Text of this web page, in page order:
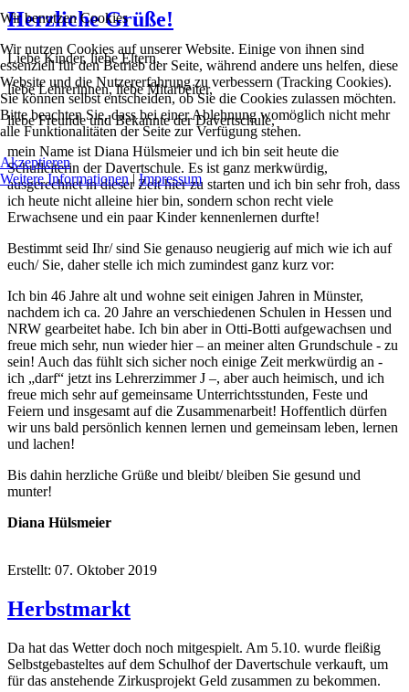
Herzliche Grüße!
Liebe Kinder, liebe Eltern,
liebe Lehrerinnen, liebe Mitarbeiter,
liebe Freunde und Bekannte der Davertschule,
mein Name ist Diana Hülsmeier und ich bin seit heute die
Schulleiterin der Davertschule. Es ist ganz merkwürdig,
ausgerechnet in dieser Zeit hier zu starten und ich bin sehr froh, dass
ich heute nicht alleine hier bin, sondern schon recht viele
Erwachsene und ein paar Kinder kennenlernen durfte!
Bestimmt seid Ihr/ sind Sie genauso neugierig auf mich wie ich auf
euch/ Sie, daher stelle ich mich zumindest ganz kurz vor:
Ich bin 46 Jahre alt und wohne seit einigen Jahren in Münster,
nachdem ich ca. 20 Jahre an verschiedenen Schulen in Hessen und
NRW gearbeitet habe. Ich bin aber in Otti-Botti aufgewachsen und
freue mich sehr, nun wieder hier – an meiner alten Grundschule - zu
sein! Auch das fühlt sich sicher noch einige Zeit merkwürdig an -
ich „darf“ jetzt ins Lehrerzimmer J –, aber auch heimisch, und ich
freue mich sehr auf gemeinsame Unterrichtsstunden, Feste und
Feiern und insgesamt auf die Zusammenarbeit! Hoffentlich dürfen
wir uns bald persönlich kennen lernen und gemeinsam leben, lernen
und lachen!
Bis dahin herzliche Grüße und bleibt/ bleiben Sie gesund und
munter!
Diana Hülsmeier
Erstellt: 07. Oktober 2019
Herbstmarkt
Da hat das Wetter doch noch mitgespielt. Am 5.10. wurde fleißig
Selbstgebasteltes auf dem Schulhof der Davertschule verkauft, um
für das anstehende Zirkusprojekt Geld zusammen zu bekommen.
Wir benutzen Cookies
Wir nutzen Cookies auf unserer Website. Einige von ihnen sind
essenziell für den Betrieb der Seite, während andere uns helfen, diese
Website und die Nutzererfahrung zu verbessern (Tracking Cookies).
Sie können selbst entscheiden, ob Sie die Cookies zulassen möchten.
Bitte beachten Sie, dass bei einer Ablehnung womöglich nicht mehr
alle Funktionalitäten der Seite zur Verfügung stehen.
Akzeptieren
Weitere Informationen| Impressum